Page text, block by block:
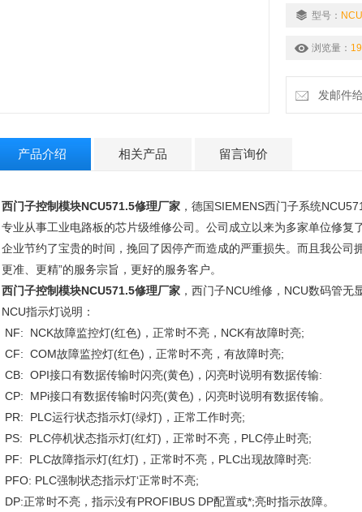
模块型号：
浏览量：
发邮件
产品介绍 相关产品 留言询价
西门子控制模块NCU571.5修理厂家 ，德国SIEMENS西门子系统
专业从事工业电路板的芯片级维修公司。公司成立以来为多家单位修
企业节约了宝贵的时间，挽回了因停产而造成的严重损失。而且我公司
更准、更精”的服务宗旨，更好的服务客户。
西门子控制模块NCU571.5修理厂家 ，西门子NCU维修，NCU数码管无
NCU指示灯说明：
NF: NCK故障监控灯(红色)，正常时不亮，NCK有故障时亮;
CF: COM故障监控灯(红色)，正常时不亮，有故障时亮;
CB: OPI接口有数据传输时闪亮(黄色)，闪亮时说明有数据传输:
CP: MPi接口有数据传输时闪亮(黄色)，闪亮时说明有数据传输。
PR: PLC运行状态指示灯(绿灯)，正常工作时亮;
PS: PLC停机状态指示灯(红灯)，正常时不亮，PLC停止时亮;
PF: PLC故障指示灯(红灯)，正常时不亮，PLC出现故障时亮:
PFO: PLC强制状态指示灯‘正常时不亮;
DP:正常时不亮，指示没有PROFIBUS DP配置或*;亮时指示故障。